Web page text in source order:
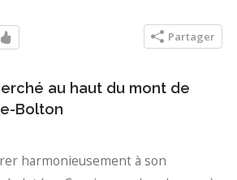
Partager
au haut du mont de
Bolton
harmonieusement à son